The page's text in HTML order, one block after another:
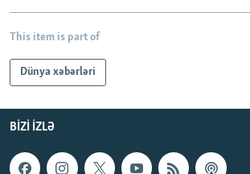
This item is part of
Dünya xəbərləri
BIZI IZLƏ